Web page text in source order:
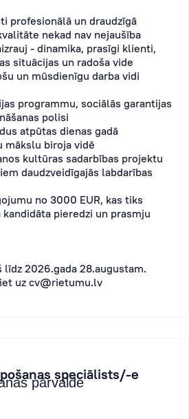
profesionālā un draudzīgā
nekad nav nejaušība
- dinamika, prasīgi klienti,
situācijas un radoša vide
un mūsdienīgu darba vidi
programmu, sociālās garantijas
polisi
atpūtas dienas gadā
mākslu biroja vidē
kultūras sadarbības projektu
daudzveidīgajās labdarības
no 3000 EUR, kas tiks
pieredzi un prasmju
2026.gada 28.augustam.
uzcv@rietumu.lv
speciālists/-e
pārvalde